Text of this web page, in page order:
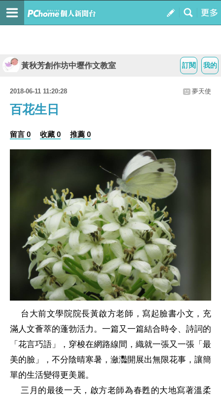
我的
訂閱
黃秋芳創作坊中壢作文教室
2018-06-11 11:20:28 夢天使
百花生日
留言 0 收藏 0 推薦 0
台大前文學院院長黃啟方老師，寫起臉書小文，充
滿人文薈萃的蓬勃活力。一篇又一篇結合時令、詩詞的
「花言巧語」，穿梭在網路線間，織就一張又一張「最
美的臉」，不分陰晴寒暑，瀲灩開展出無限花事，讓簡
單的生活變得更美麗。
三月的最後一天，啟方老師為春甦的大地寫著溫柔